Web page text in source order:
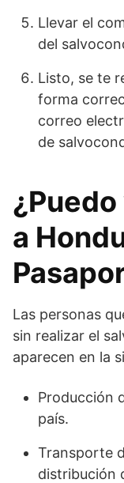
Llevar el
del
Listo, se te
forma
correo
de
¿Puedo
a
Las personas
sin realizar el
aparecen en la
Producción
país.
Transporte
distribución